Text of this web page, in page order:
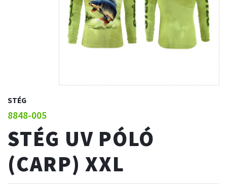
STÉG
8848-005
STÉG UV PÓLÓ
(CARP) XXL